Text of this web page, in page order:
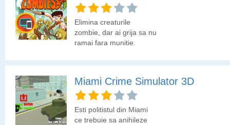
Elimina creaturile
zombie, dar ai grija sa nu
ramai fara munitie.
Miami Crime Simulator 3D
Esti politistul din Miami
ce trebuie sa anihileze